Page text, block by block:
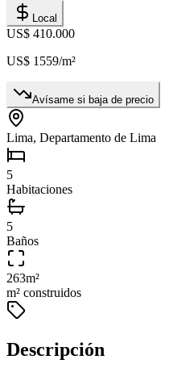
Local
US$ 410.000
US$ 1559/m²
Avísame si baja de precio
Lima, Departamento de Lima
5
Habitaciones
5
Baños
263m²
m² construidos
Descripción